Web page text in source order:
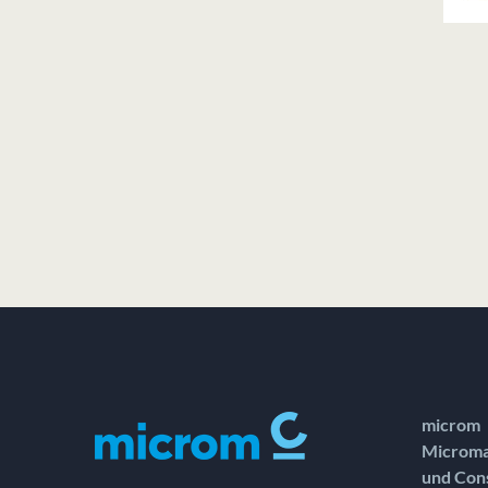
microm
und